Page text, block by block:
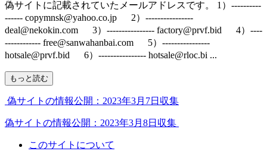
偽サイトに記載されていたメールアドレスです。 1）----------
------ copymnsk@yahoo.co.jp 2）----------------
deal@nekokin.com 3）---------------- factory@prvf.bid 4）----
------------ free@sanwahanbai.com 5）----------------
hotsale@prvf.bid 6）---------------- hotsale@rloc.bi ...
もっと読む
偽サイトの情報公開：2023年3月7日収集
偽サイトの情報公開：2023年3月8日収集
このサイトについて